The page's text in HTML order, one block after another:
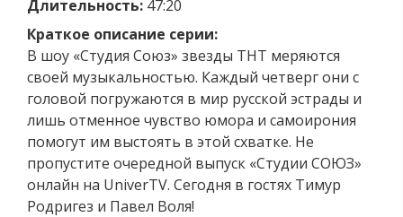
Длительность: 47:20
Краткое описание серии:
В шоу «Студия Союз» звезды ТНТ меряются
своей музыкальностью. Каждый четверг они с
головой погружаются в мир русской эстрады и
лишь отменное чувство юмора и самоирония
помогут им выстоять в этой схватке. Не
пропустите очередной выпуск «Студии СОЮЗ»
онлайн на UniverTV. Сегодня в гостях Тимур
Родригез и Павел Воля!